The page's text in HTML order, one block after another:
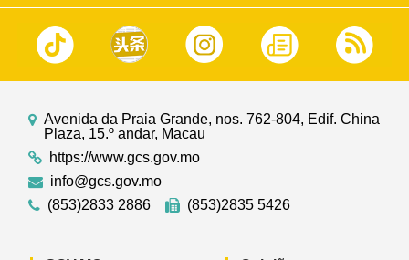
Avenida da Praia Grande, nos. 762-804, Edif. China
Plaza, 15.º andar, Macau
https://www.gcs.gov.mo
info@gcs.gov.mo
(853)2833 2886
(853)2835 5426